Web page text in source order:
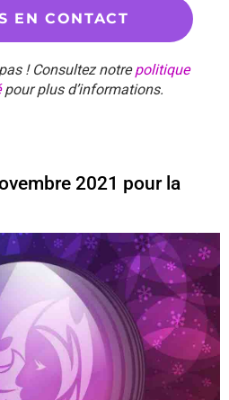
! Consultez notrepolitique
pour plus d’informations.
2021 pour la